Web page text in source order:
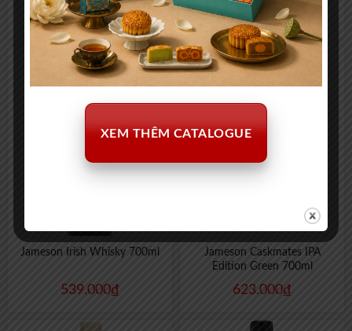
329.000₫ 420.000₫
Jameson Irish Whisky 700ml
539.000₫
Jameson Caskmates IPA
Edition Green 700ml
623.000₫
XEM THÊM CATALOGUE